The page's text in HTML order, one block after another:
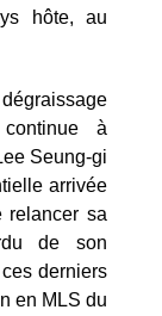
hôte, au
dégraissage
à
Seung-gi
arrivée
relancer sa
de son
derniers
en MLS du